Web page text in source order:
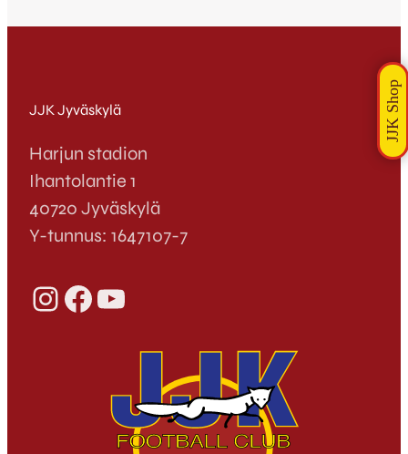
JJK Jyväskylä
Harjun stadion
Ihantolantie 1
40720 Jyväskylä
Y-tunnus: 1647107-7
InstagramFacebook YouTube